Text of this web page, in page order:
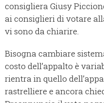
consigliera Giusy
ai consiglieri di votare
vi sono da chiarire.
Bisogna cambiare
costo dell’appalto è
rientra in quello
rastrelliere e ancora